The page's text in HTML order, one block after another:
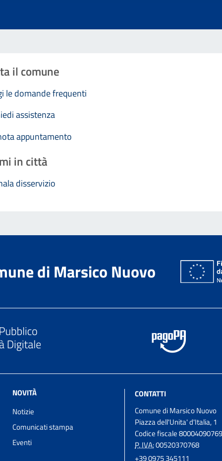
il comune
le domande frequenti
assistenza
appuntamento
in città
disservizio
di Marsico Nuovo
NOVITÀ
Notizie
Comunicati stampa
Eventi
CONTATTI
Comune di Marsico Nuovo
Piazza dell'Unita' d'Italia, 1
Codice fiscale 80004090769
P. IVA:00520370768
+39 0975 345111